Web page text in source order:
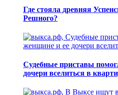
Где стояла древняя
Решного?
Судебные приставы
дочери вселиться в